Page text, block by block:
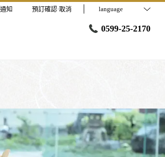
知 預訂確認·取消 language
0599-25-2170